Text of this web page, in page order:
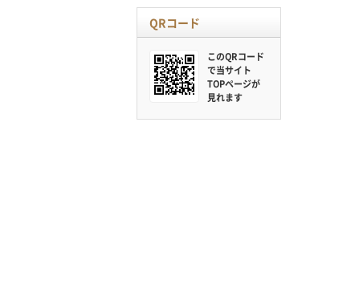
QRコード
このQRコード
で当サイト
TOPページが
見れます